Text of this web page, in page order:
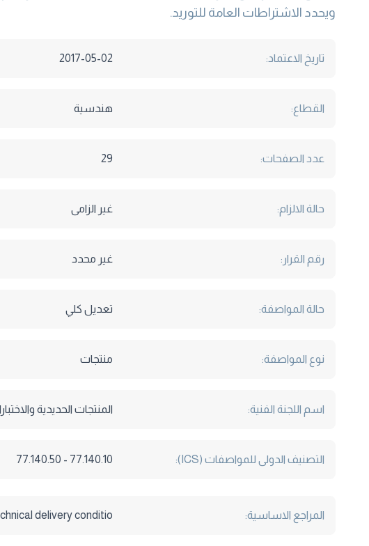
ويحدد الاشتراطات العامة للتوريد.
تاريخ الاعتماد: 2017-05-02
القطاع: هندسية
عدد الصفحات: 29
حالة الالزام: غير الزامى
رقم القرار: غير محدد
حالة المواصفة: تعديل كلي
نوع المواصفة: منتجات
اسم اللجنة الفنية: المنتجات الحديدية
التصنيف الدولى للمواصفات (ICS): 77.140.10 - 77.140.50
المراجع الاساسية: delivery conditio